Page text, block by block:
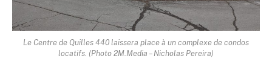
Le Centre de Quilles 440 laissera place à un complexe de condos
locatifs. (Photo 2M.Media – Nicholas Pereira)